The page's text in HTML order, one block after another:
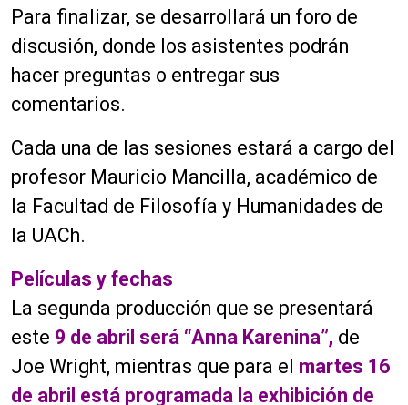
Para finalizar, se desarrollará un foro de
discusión, donde los asistentes podrán
hacer preguntas o entregar sus
comentarios.
Cada una de las sesiones estará a cargo del
profesor Mauricio Mancilla, académico de
la Facultad de Filosofía y Humanidades de
la UACh.
Películas y fechas
La segunda producción que se presentará
este 9 de abril será “Anna Karenina”, de
Joe Wright, mientras que para el martes 16
de abril está programada la exhibición de